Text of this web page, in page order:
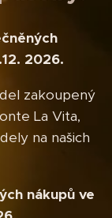
2026.
zakoupený
La Vita,
na našich
nákupů ve